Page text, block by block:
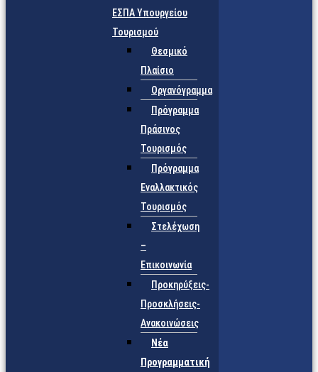
ΕΣΠΑ Υπουργείου
Τουρισμού
Θεσμικό
Πλαίσιο
Οργανόγραμμα
Πρόγραμμα
Πράσινος
Τουρισμός
Πρόγραμμα
Εναλλακτικός
Τουρισμός
Στελέχωση
–
Επικοινωνία
Προκηρύξεις-
Προσκλήσεις-
Ανακοινώσεις
Νέα
Προγραμματική